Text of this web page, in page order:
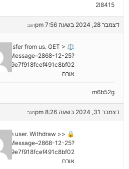
2l8415
דצמבר 28, 2024 בשעה 7:56 pm הגב
transfer from us. GET >
Message–2868-12-25?
⚖
אורח
m6b52g
דצמבר 31, 2024 בשעה 8:26 pm הגב
from user. Withdrаw >>
Message–2868-12-25?
🔒
אורח